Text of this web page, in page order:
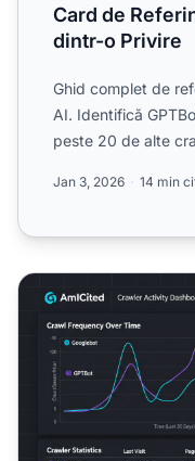
Card de
dintr-o Privire
Ghid complet de
AI. Identifică
peste 20 de alte
Jan 3, 2026 14 min
Crawlerii de